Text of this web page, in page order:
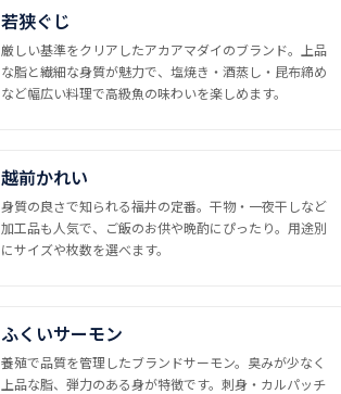
若狭ぐじ
厳しい基準をクリアしたアカアマダイのブランド。上品
な脂と繊細な身質が魅力で、塩焼き・酒蒸し・昆布締め
など幅広い料理で高級魚の味わいを楽しめます。
越前かれい
身質の良さで知られる福井の定番。干物・一夜干しなど
加工品も人気で、ご飯のお供や晩酌にぴったり。用途別
にサイズや枚数を選べます。
ふくいサーモン
養殖で品質を管理したブランドサーモン。臭みが少なく
上品な脂、弾力のある身が特徴です。刺身・カルパッチ